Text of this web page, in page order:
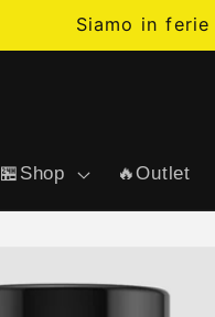
Siamo in
🏪Shop 🔥Outlet